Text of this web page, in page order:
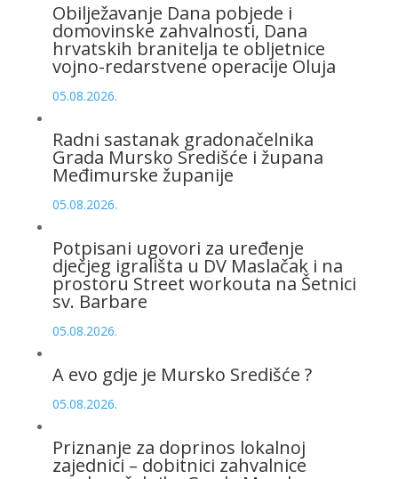
Obilježavanje Dana pobjede i
domovinske zahvalnosti, Dana
hrvatskih branitelja te obljetnice
vojno-redarstvene operacije Oluja
05.08.2026.
Radni sastanak gradonačelnika
Grada Mursko Središće i župana
Međimurske županije
05.08.2026.
Potpisani ugovori za uređenje
dječjeg igrališta u DV Maslačak i na
prostoru Street workouta na Šetnici
sv. Barbare
05.08.2026.
A evo gdje je Mursko Središće ?
05.08.2026.
Priznanje za doprinos lokalnoj
zajednici – dobitnici zahvalnice